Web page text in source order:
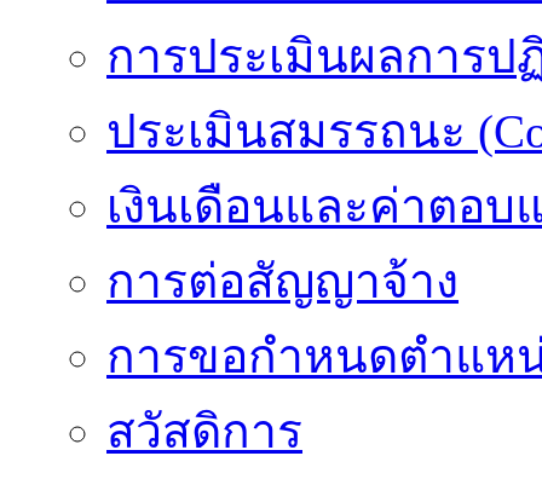
การประเมินผลการป
ประเมินสมรรถนะ
เงินเดือนและค่าตอบ
การต่อสัญญาจ้าง
การขอกำหนดตำแห
สวัสดิการ